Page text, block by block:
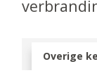
Overige